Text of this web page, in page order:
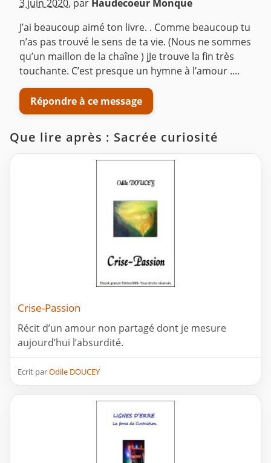
3 juin 2020, par Haudecoeur Monque
J’ai beaucoup aimé ton livre. . Comme beaucoup tu
n’as pas trouvé le sens de ta vie. (Nous ne sommes
qu’un maillon de la chaîne ) jJe trouve la fin très
touchante. C’est presque un hymne à l’amour ....
Répondre à ce message
Que lire après : Sacrée curiosité
Crise-Passion
Récit d’un amour non partagé dont je mesure
aujourd’hui l’absurdité.
Ecrit parOdile DOUCEY